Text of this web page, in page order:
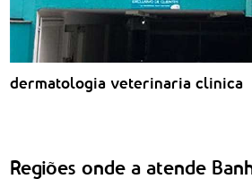
dermatologia veterinaria clinica
Regiões onde a atende